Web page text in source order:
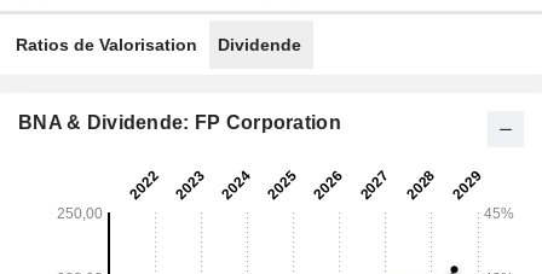
Ratios de Valorisation Dividende
BNA & Dividende: FP Corporation